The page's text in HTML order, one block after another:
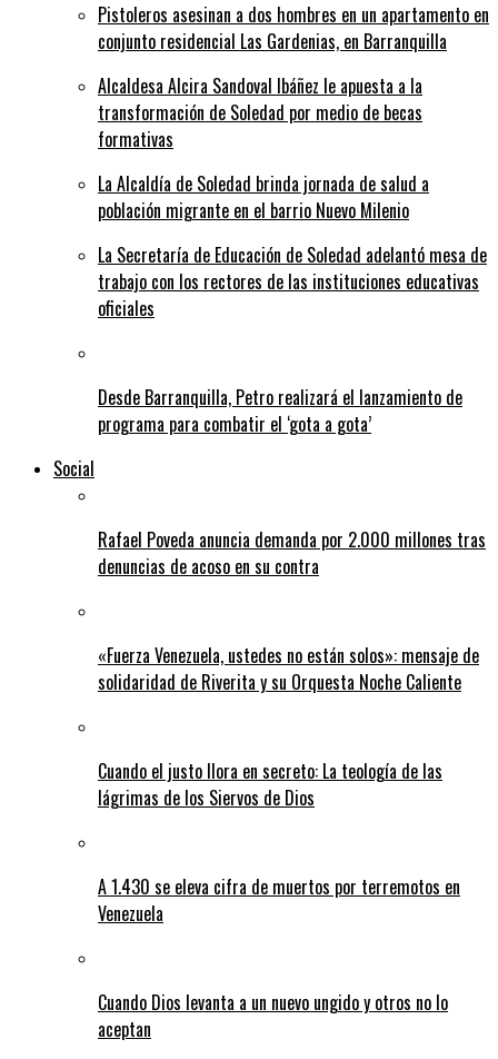
Pistoleros asesinan a dos hombres en un apartamento en
conjunto residencial Las Gardenias, en Barranquilla
Alcaldesa Alcira Sandoval Ibáñez le apuesta a la
transformación de Soledad por medio de becas
formativas
La Alcaldía de Soledad brinda jornada de salud a
población migrante en el barrio Nuevo Milenio
La Secretaría de Educación de Soledad adelantó mesa de
trabajo con los rectores de las instituciones educativas
oficiales
Desde Barranquilla, Petro realizará el lanzamiento de
programa para combatir el ‘gota a gota’
Social
Rafael Poveda anuncia demanda por 2.000 millones tras
denuncias de acoso en su contra
«Fuerza Venezuela, ustedes no están solos»: mensaje de
solidaridad de Riverita y su Orquesta Noche Caliente
Cuando el justo llora en secreto: La teología de las
lágrimas de los Siervos de Dios
A 1.430 se eleva cifra de muertos por terremotos en
Venezuela
Cuando Dios levanta a un nuevo ungido y otros no lo
aceptan